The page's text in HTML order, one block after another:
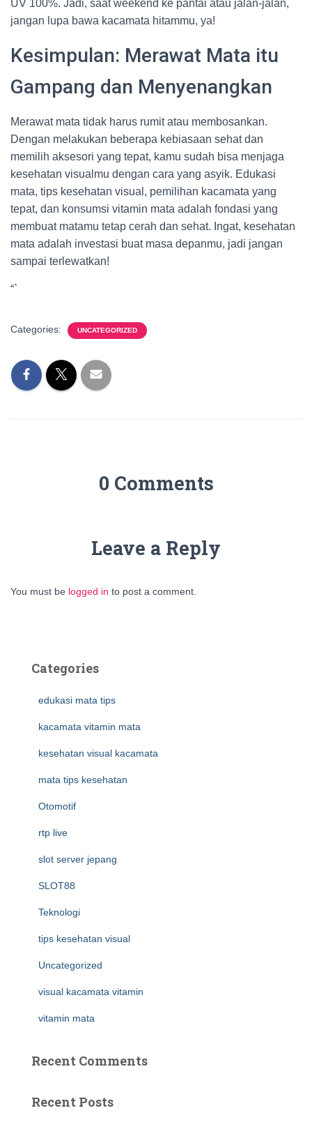
UV 100%. Jadi, saat weekend ke pantai atau jalan-jalan,
jangan lupa bawa kacamata hitammu, ya!
Kesimpulan: Merawat Mata itu
Gampang dan Menyenangkan
Merawat mata tidak harus rumit atau membosankan.
Dengan melakukan beberapa kebiasaan sehat dan
memilih aksesori yang tepat, kamu sudah bisa menjaga
kesehatan visualmu dengan cara yang asyik. Edukasi
mata, tips kesehatan visual, pemilihan kacamata yang
tepat, dan konsumsi vitamin mata adalah fondasi yang
membuat matamu tetap cerah dan sehat. Ingat, kesehatan
mata adalah investasi buat masa depanmu, jadi jangan
sampai terlewatkan!
“`
Categories: UNCATEGORIZED
0 Comments
Leave a Reply
You must be logged in to post a comment.
Categories
edukasi mata tips
kacamata vitamin mata
kesehatan visual kacamata
mata tips kesehatan
Otomotif
rtp live
slot server jepang
SLOT88
Teknologi
tips kesehatan visual
Uncategorized
visual kacamata vitamin
vitamin mata
Recent Comments
Recent Posts